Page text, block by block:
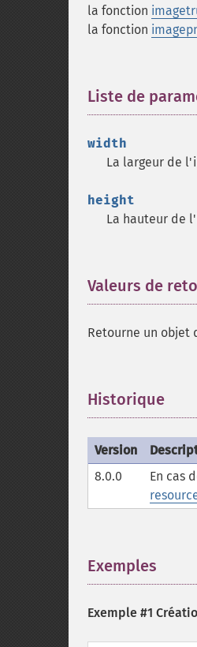
la fonction
la fonction
Liste de
width
La largeur de
height
La hauteur de
Valeurs de
Retourne un objet
Historique
Version
8.0.0
En cas
Exemples
Exemple #1